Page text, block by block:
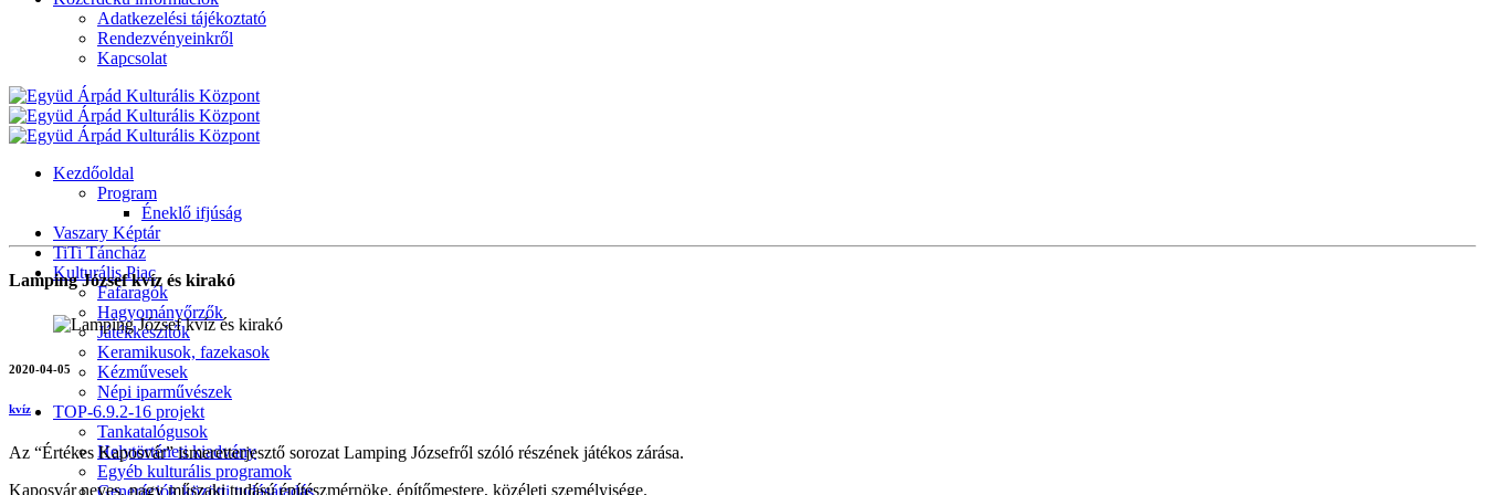
Adatkezelési tájékoztató
Rendezvényeinkről
Kapcsolat
Kezdőoldal
Program
Éneklő ifjúság
Vaszary Képtár
TiTi Táncház
Kulturális Piac
Fafaragók
Hagyományőrzők
Játékkészítők
Keramikusok, fazekasok
Kézművesek
Népi iparművészek
TOP-6.9.2-16 projekt
Tankatalógusok
Helytörténeti kiadvány
Egyéb kulturális programok
Generációk közötti tudásátadás
Lamping József kvíz és kirakó
2020-04-05
kvíz
Az “Értékes Kaposvár” ismeretterjesztő sorozat Lamping Józsefről szóló részének játékos zárása.
Kaposvár neves, nagy műszaki tudású építészmérnöke, építőmestere, közéleti személyisége.